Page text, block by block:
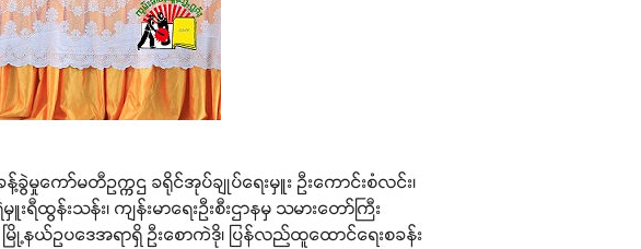
မှုကော်မတီဥက္ကဌ ခရိုင်အုပ်ချုပ်ရေးမှူး ဦးကောင်းစံလင်း၊
န်းသန်း၊ ကျန်းမာရေးဦးစီးဌာနမှ သမားတော်ကြီး
မြို့နယ်ဥပဒေအရာရှိ ဦးစောကဲဒို၊ ပြန်လည်ထူထောင်ရေးစခန်း